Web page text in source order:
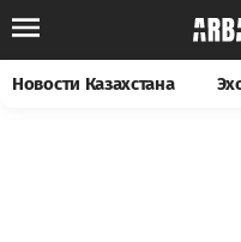
Новости Казахстана